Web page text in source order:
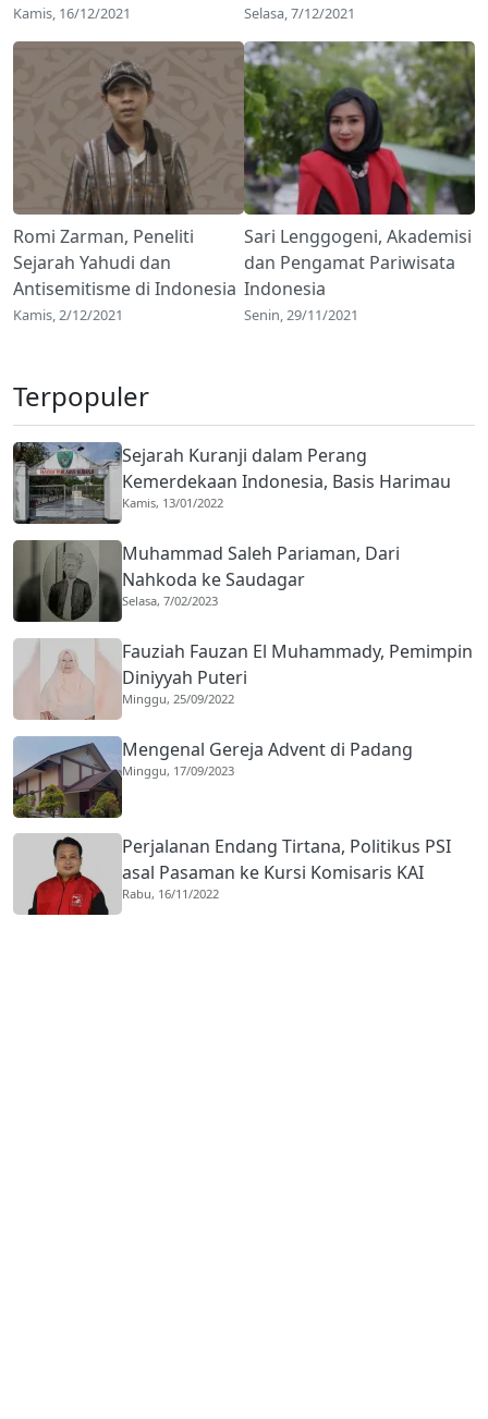
Kamis, 16/12/2021 Selasa, 7/12/2021
Romi Zarman, Peneliti
Sejarah Yahudi dan
Antisemitisme di Indonesia
Kamis, 2/12/2021
Sari Lenggogeni, Akademisi
dan Pengamat Pariwisata
Indonesia
Senin, 29/11/2021
Terpopuler
Sejarah Kuranji dalam Perang
Kemerdekaan Indonesia, Basis Harimau
Kuranji
Kamis, 13/01/2022
Muhammad Saleh Pariaman, Dari
Nahkoda ke Saudagar
Selasa, 7/02/2023
Fauziah Fauzan El Muhammady, Pemimpin
Diniyyah Puteri
Minggu, 25/09/2022
Mengenal Gereja Advent di Padang
Minggu, 17/09/2023
Perjalanan Endang Tirtana, Politikus PSI
asal Pasaman ke Kursi Komisaris KAI
Rabu, 16/11/2022